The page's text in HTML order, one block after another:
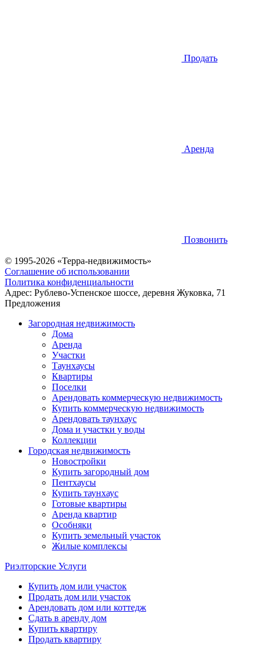
Продать
Аренда
Позвонить
© 1995-2026 «Терра-недвижимость»
Соглашение об использовании
Политика конфиденциальности
Адрес: Рублево-Успенское шоссе, деревня Жуковка, 71
Предложения
Загородная недвижимость
Дома
Аренда
Участки
Таунхаусы
Квартиры
Поселки
Арендовать коммерческую недвижимость
Купить коммерческую недвижимость
Арендовать таунхаус
Дома и участки у воды
Коллекции
Городская недвижимость
Новостройки
Купить загородный дом
Пентхаусы
Купить таунхаус
Готовые квартиры
Аренда квартир
Особняки
Купить земельный участок
Жилые комплексы
Риэлторские Услуги
Купить дом или участок
Продать дом или участок
Арендовать дом или коттедж
Сдать в аренду дом
Купить квартиру
Продать квартиру